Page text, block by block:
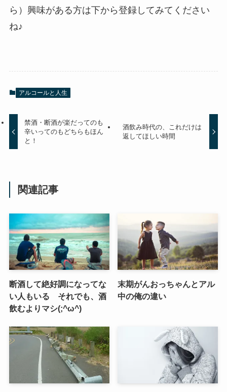
ら）興味がある方は下から登録してみてください
ね♪
アルコールと人生
禁酒・断酒が楽だってのも
辛いってのもどちらもほん
と！
酒飲み時代の、これだけは
返してほしい時間
関連記事
断酒して絶好調になってな
い人もいる それでも、酒
飲むよりマシ(;^ω^)
末期がんおっちゃんとアル
中の俺の違い